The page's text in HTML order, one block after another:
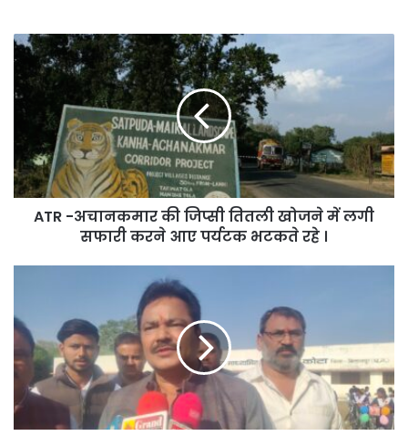
ATR
-अचानकमार
की
जिप्सी
तितली
खोजने
में
लगी
सफारी
ATR -अचानकमार की जिप्सी तितली खोजने में लगी
सफारी करने आए पर्यटक भटकते रहे ।
जिला
पंचायत
अध्यक्ष
-
छात्राओं
को
वितरित